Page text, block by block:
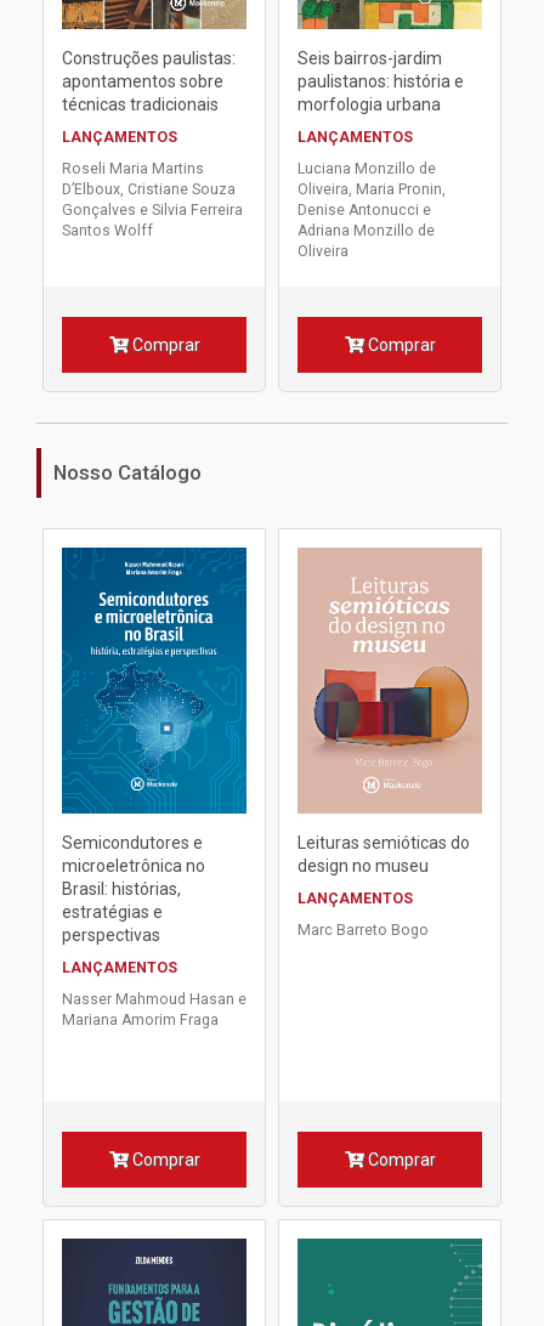
Construções paulistas:
apontamentos sobre
técnicas tradicionais
LANÇAMENTOS
Roseli Maria Martins
D’Elboux, Cristiane Souza
Gonçalves e Silvia Ferreira
Santos Wolff
Comprar
Seis bairros-jardim
paulistanos: história e
morfologia urbana
LANÇAMENTOS
Luciana Monzillo de
Oliveira, Maria Pronin,
Denise Antonucci e
Adriana Monzillo de
Oliveira
Comprar
Nosso Catálogo
Semicondutores e
microeletrônica no
Brasil: histórias,
estratégias e
perspectivas
LANÇAMENTOS
Nasser Mahmoud Hasan e
Mariana Amorim Fraga
Comprar
Leituras semióticas do
design no museu
LANÇAMENTOS
Marc Barreto Bogo
Comprar